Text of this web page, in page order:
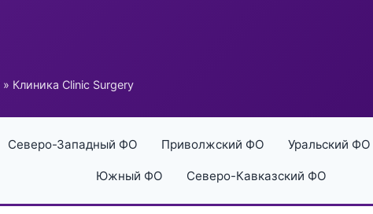
» Клиника Clinic Surgery
Северо-Западный ФО Приволжский ФО Уральский ФО
Южный ФО Северо-Кавказский ФО